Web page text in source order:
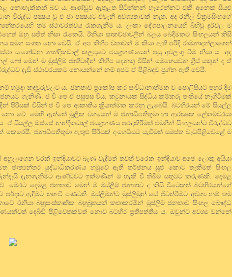
නොහැක්කක් බව ය. ආණ්ඩුව ඇතුළත සිටින්නන් හැරෙන්නට එකී අනෙක් සියළු
විරුද්ධ පක්‍ෂය වූ එ ජා පක්‍ෂයට එවැනි අවශ්‍යතාවක් නැත. අද රනිල් වික්‍රමසිංහගේ
තම ස්ථාවරත්වය රැකගැනීම ය. ලංකා දේශපාලනයෙහි බිහිවූ දුර්වල ම
ඔහු සජිත් නිසා රැකෙයි. ඊනියා සාකච්ඡාවලින් බලය බෙදීමකට සිංහලයන් කිසි
සමග සංගත නො වෙයි. ඒ අප කිහිප වතාවක් ම කියා ඇති පරිදි රාමනාදන්ලාගෙන්
සංශෝධන නන්දිකඩාල් කලපුවේ ජයග්‍රහණයෙන් පසු අවලංගු වීම නිසා ය. අද
ෆෝ මෙන් ම මුස්ලිම් ජාතිවාදීන් කිහිප දෙනකු විසින් මෙහෙයවන ග්‍රීස් යකුන් ද ඒ
දැඩි ස්ථාවරයකට නොයන්නේ නම් අපට ඒ පිළිබඳව ප්‍රශ්න ඇති වෙයි.
කඳවුරුවලට ය. ජනතාව ප්‍රකෝප කර සංවිධානාත්මක ව පොලීසියට පහර දීම
ගැනිණි. ජ වි පෙ ඒ පසුපස විය. කටුනායක සිද්ධිය කම්කරු පංතියේ නැගිටීමක්
පිරිසක් විසින් ජ වි පෙ ආකෘතිය ක්‍රියාත්මක කරනු ලැබෙයි. බටහිරයන් මේ සියල්ල
වේ. මෙහි ඇත්තේ මූලික වශයෙන් ම ජනාධිපතිතුමා හා ආරක්‍ෂක ලේකම්වරයා
ඒ සියල්ල ඔස්සේ නන්දිකඩාල් ජයග්‍රහණය පළුදුකිරීමත් එමගින් සිංහලයන්ට විරුද්ධව
කෙරෙයි. ජනාධිපතිතුමා ඇතුළු පිරිසක් දංගෙඩියට යැවීමත් සමස්ත වැඩපිළිවෙළේ ම
වරක් ඉන්දියාවට බැණ වැදීමත් තවත් වරෙක ඉන්දියාව අපේ ලොකු අයියා
ජාත්‍යන්තර යුද්ධාධිකරණය හමුවේ ඇති තර්ජනය සුළු කොට තැකීමත් සිංහල
දැනගැනීමට ආණ්ඩුවට ඉක්මණින් ම හැකි වී තිබීම සතුටට කරුණකි. දෙමළ
මෙරට දෙමළ ජනතාව මෙන් ම මුස්ලිම් ජනතාව ද කිසි විටෙකත් බටහිරයන්ගේ
ඇඳීමට තහංචි පණවති. මුස්ලිමුන්ට මුස්ලිමුන් සේ ජීවත්වීමට අවශ්‍ය නම් තම
ඊනියා බහුසංස්කෘතික බහුබූතයක් කතාකරමින් මුස්ලිම් ජනතාව සිංහල බෞද්ධ
දෙබිඩි පිළිවෙතක්වත් නොව බටහිර ප්‍රතිපත්තිය ය. ඔවුන්ට අවශ්‍ය වන්නේ